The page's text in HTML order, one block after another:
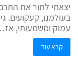
יצאתי לתור את
בעולמנו, קעקועים.
עמוק ומשמעותי,
קרא עוד